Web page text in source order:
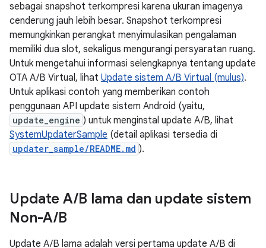
sebagai snapshot terkompresi karena ukuran imagenya
cenderung jauh lebih besar. Snapshot terkompresi
memungkinkan perangkat menyimulasikan pengalaman
memiliki dua slot, sekaligus mengurangi persyaratan ruang.
Untuk mengetahui informasi selengkapnya tentang update
OTA A/B Virtual, lihat Update sistem A/B Virtual (mulus).
Untuk aplikasi contoh yang memberikan contoh
penggunaan API update sistem Android (yaitu,
update_engine ) untuk menginstal update A/B, lihat
SystemUpdaterSample (detail aplikasi tersedia di
updater_sample/README.md ).
Update A/B lama dan update sistem
Non-A/B
Update A/B lama adalah versi pertama update A/B di